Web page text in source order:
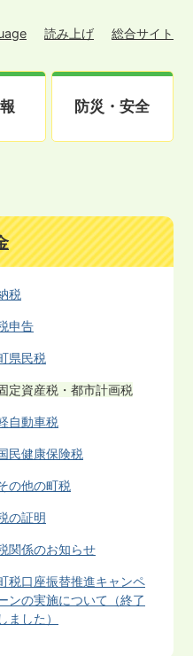
読み上げ 総合サイト
防災・安全
税
申告
県民税
定資産税・都市計画税
自動車税
民健康保険税
の他の町税
の証明
関係のお知らせ
税口座振替推進キャンペ
ンの実施について（終了
しました）